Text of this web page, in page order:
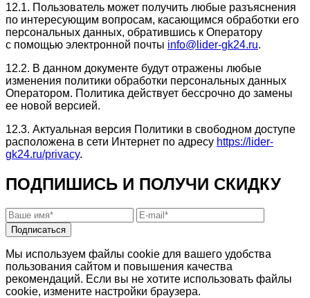
12.1. Пользователь может получить любые разъяснения
по интересующим вопросам, касающимся обработки его
персональных данных, обратившись к Оператору
с помощью электронной почты info@lider-gk24.ru.
12.2. В данном документе будут отражены любые
изменения политики обработки персональных данных
Оператором. Политика действует бессрочно до замены
ее новой версией.
12.3. Актуальная версия Политики в свободном доступе
расположена в сети Интернет по адресу https://lider-
gk24.ru/privacy.
ПОДПИШИСЬ И ПОЛУЧИ СКИДКУ
Подписаться
Мы используем файлы cookie для вашего удобства
пользования сайтом и повышения качества
рекомендаций. Если вы не хотите использовать файлы
cookie, измените настройки браузера.